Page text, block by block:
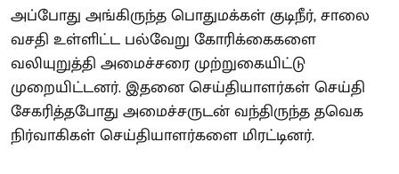
அப்போது அங்கிருந்த பொதுமக்கள் குடிநீர், சாலை
வசதி உள்ளிட்ட பல்வேறு கோரிக்கைகளை
வலியுறுத்தி அமைச்சரை முற்றுகையிட்டு
முறையிட்டனர். இதனை செய்தியாளர்கள் செய்தி
சேகரித்தபோது அமைச்சருடன் வந்திருந்த தவெக
நிர்வாகிகள் செய்தியாளர்களை மிரட்டினர்.